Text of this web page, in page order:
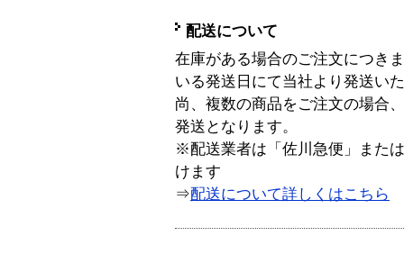
配送について
在庫がある場合のご注文につき
いる発送日にて当社より発送い
尚、複数の商品をご注文の場合
発送となります。
※配送業者は「佐川急便」また
けます
⇒配送について詳しくはこちら